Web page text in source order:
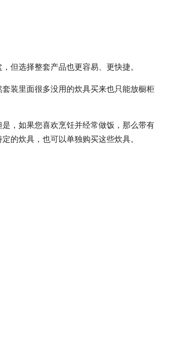
但选择整套产品也更容易、更快捷。
装里面很多没用的炊具买来也只能放橱柜
，如果您喜欢烹饪并经常做饭，那么带有
的炊具，也可以单独购买这些炊具。